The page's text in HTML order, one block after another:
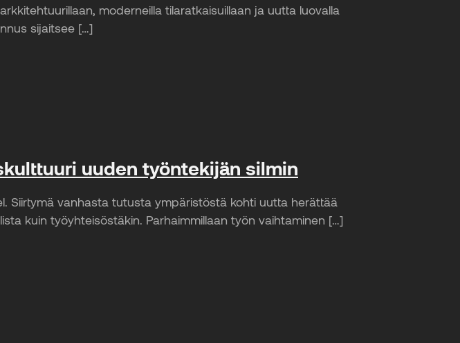
moderneilla tilaratkaisuillaan ja uutta luovalla
sijaitsee […]
uuden työntekijän silmin
Siirtymä vanhasta tutusta ympäristöstä kohti uutta herättää
kuin työyhteisöstäkin. Parhaimmillaan työn vaihtaminen […]